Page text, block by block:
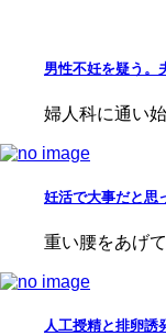
男性不妊を疑う。
婦人科に通い
妊活で大事だと思
重い腰をあげ
人工授精と排卵誘